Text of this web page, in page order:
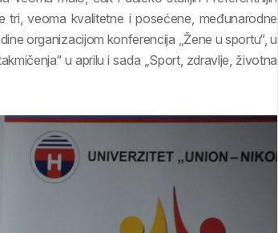
veoma kvalitetne i posećene, međunarodne
organizacijom konferencija „Žene u sportu“, u
u aprilu i sada „Sport, zdravlje, životna